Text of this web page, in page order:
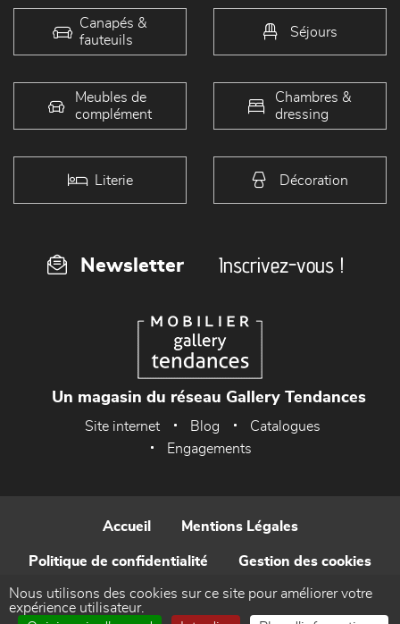
Canapés &
fauteuils
Séjours
Meubles de
complément
Chambres &
dressing
Literie Décoration
Newsletter Inscrivez-vous !
Un magasin du réseau Gallery Tendances
Site internet Blog
Catalogues
Engagements
Accueil Mentions Légales
Politique de confidentialité Gestion des cookies
Contact
Nous utilisons des cookies sur ce site pour améliorer votre
expérience utilisateur.